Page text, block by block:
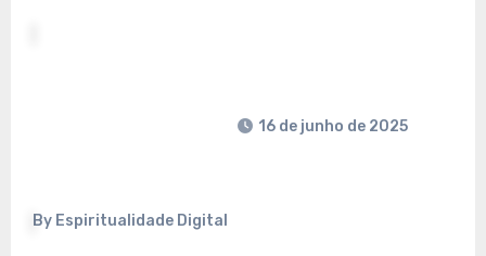
By Espiritualidade Digital
16 de junho de 2025